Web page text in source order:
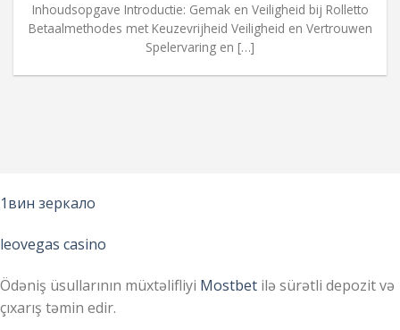
Inhoudsopgave Introductie: Gemak en Veiligheid bij Rolletto
Betaalmethodes met Keuzevrijheid Veiligheid en Vertrouwen
Spelervaring en […]
1вин зеркало
leovegas casino
Ödəniş üsullarının müxtəlifliyi Mostbet ilə sürətli depozit və
çıxarış təmin edir.